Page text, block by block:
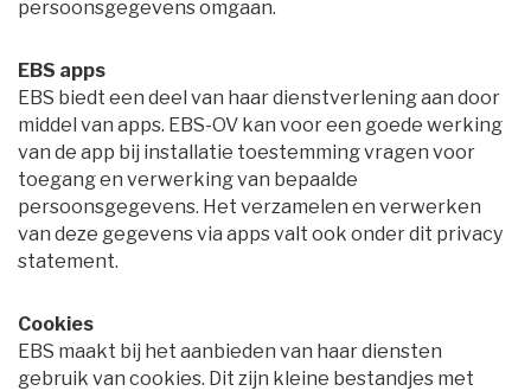
persoonsgegevens omgaan.
EBS apps
EBS biedt een deel van haar dienstverlening aan door
middel van apps. EBS-OV kan voor een goede werking
van de app bij installatie toestemming vragen voor
toegang en verwerking van bepaalde
persoonsgegevens. Het verzamelen en verwerken
van deze gegevens via apps valt ook onder dit privacy
statement.
Cookies
EBS maakt bij het aanbieden van haar diensten
gebruik van cookies. Dit zijn kleine bestandjes met